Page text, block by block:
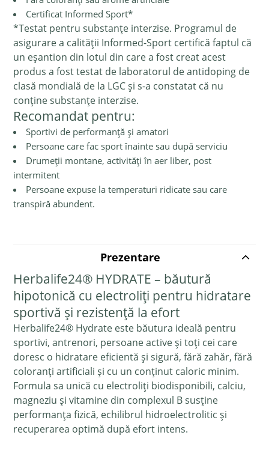
Certificat Informed Sport*
*Testat pentru substanțe interzise. Programul de
asigurare a calității Informed-Sport certifică faptul că
un eșantion din lotul din care a fost creat acest
produs a fost testat de laboratorul de antidoping de
clasă mondială de la LGC și s-a constatat că nu
conține substanțe interzise.
Recomandat pentru:
Sportivi de performanță și amatori
Persoane care fac sport înainte sau după serviciu
Drumeții montane, activități în aer liber, post
intermitent
Persoane expuse la temperaturi ridicate sau care
transpiră abundent.
Prezentare
Herbalife24® HYDRATE – băutură
hipotonică cu electroliți pentru hidratare
sportivă și rezistență la efort
Herbalife24® Hydrate este băutura ideală pentru
sportivi, antrenori, persoane active și toți cei care
doresc o hidratare eficientă și sigură, fără zahăr, fără
coloranți artificiali și cu un conținut caloric minim.
Formula sa unică cu electroliți biodisponibili, calciu,
magneziu și vitamine din complexul B susține
performanța fizică, echilibrul hidroelectrolitic și
recuperarea optimă după efort intens.